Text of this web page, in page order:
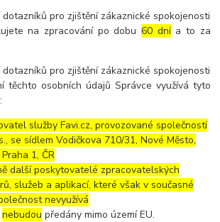
dotazníků pro zjištění zákaznické spokojenosti
na zpracování po dobu60 dnía to za
dotazníků pro zjištění zákaznické spokojenosti
těchto osobních údajů Správce využívá tyto
služby Favi.cz, provozované společností
se sídlem Vodičkova 710/31, Nové Město,
1, ČR
další poskytovatelé zpracovatelských
služeb a aplikací, které však v současné
nevyužívá
nebudou předány mimo území EU.